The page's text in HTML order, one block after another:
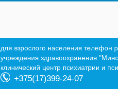
для взрослого населения телефон
учреждения здравоохранения
клинический центр психиатрии и
+375(17)399-24-07